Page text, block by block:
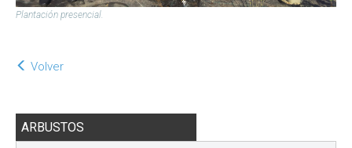
Plantación presencial.
Volver
ARBUSTOS